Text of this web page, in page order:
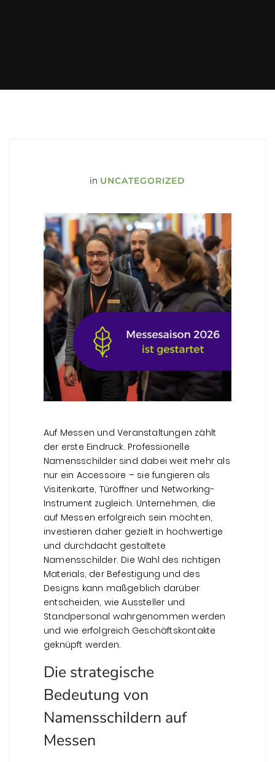
in UNCATEGORIZED
Auf Messen und Veranstaltungen zählt
der erste Eindruck. Professionelle
Namensschilder sind dabei weit mehr als
nur ein Accessoire – sie fungieren als
Visitenkarte, Türöffner und Networking-
Instrument zugleich. Unternehmen, die
auf Messen erfolgreich sein möchten,
investieren daher gezielt in hochwertige
und durchdacht gestaltete
Namensschilder. Die Wahl des richtigen
Materials, der Befestigung und des
Designs kann maßgeblich darüber
entscheiden, wie Aussteller und
Standpersonal wahrgenommen werden
und wie erfolgreich Geschäftskontakte
geknüpft werden.
Die strategische
Bedeutung von
Namensschildern auf
Messen